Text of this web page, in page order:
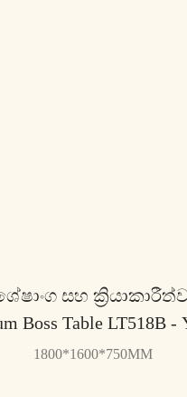
සහ
Boss Table LT518B -
1800*1600*750MM